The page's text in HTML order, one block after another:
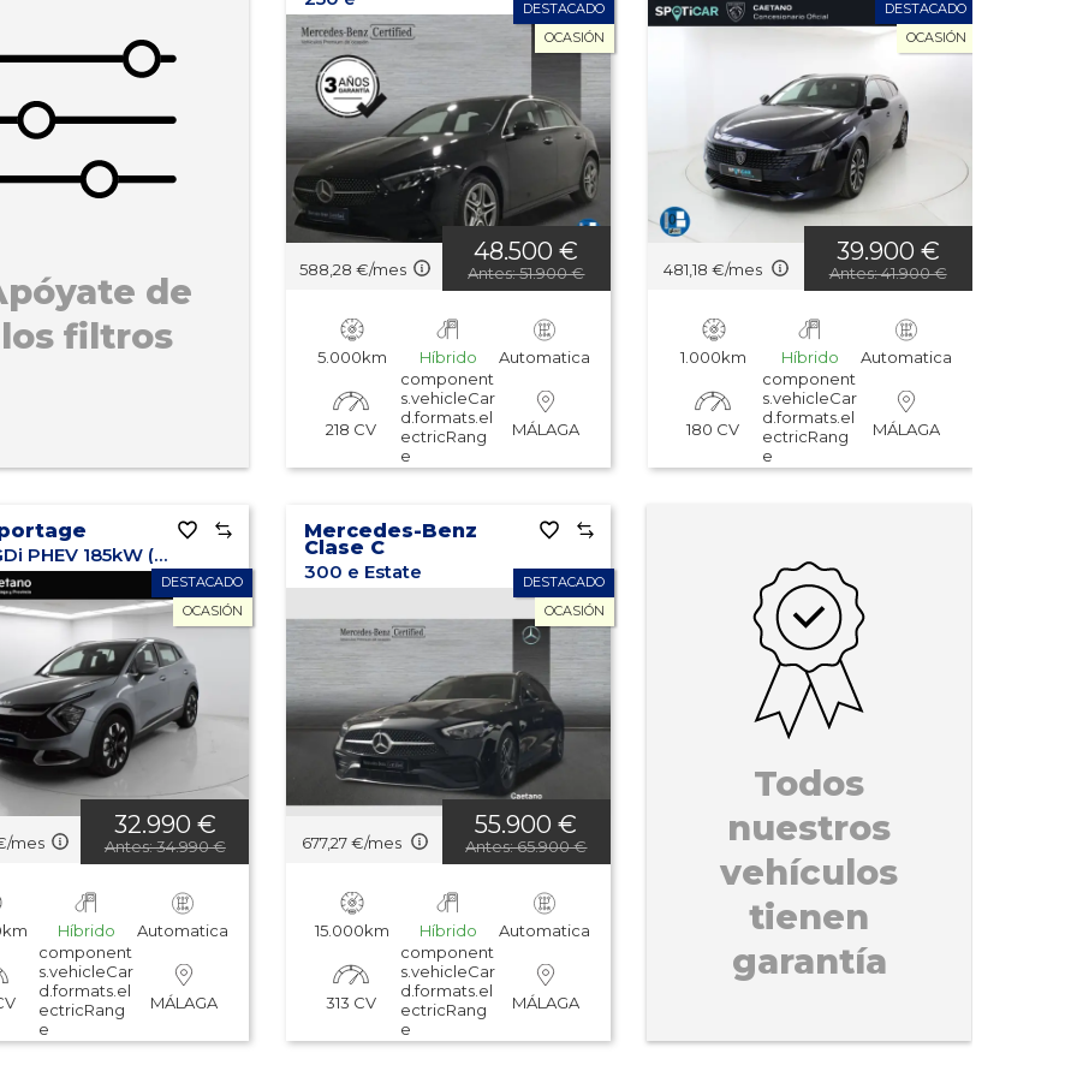
de
los filtros
DESTACADO
OCASIÓN
588,28 €/mes
48.500 €
Antes: 51.900 €
5.000km Híbrido Automatica
218 CV
component
s.vehicleCar
d.formats.el
ectricRang
e
MÁLAGA
DESTACADO
OCASIÓN
481,18 €/mes
39.900 €
Antes: 41.900 €
1.000km Híbrido Automatica
180 CV
component
s.vehicleCar
d.formats.el
ectricRang
e
MÁLAGA
1.6 T-GDi PHEV 185kW (252CV) Drive 4x4
DESTACADO
OCASIÓN
mes
32.990 €
Antes: 34.990 €
Híbrido Automatica
component
s.vehicleCar
d.formats.el
ectricRang
e
MÁLAGA
Mercedes-Benz
Clase C
300 e Estate
DESTACADO
OCASIÓN
677,27 €/mes
55.900 €
Antes: 65.900 €
15.000km Híbrido Automatica
313 CV
component
s.vehicleCar
d.formats.el
ectricRang
e
MÁLAGA
Todos
nuestros
vehículos
tienen
garantía